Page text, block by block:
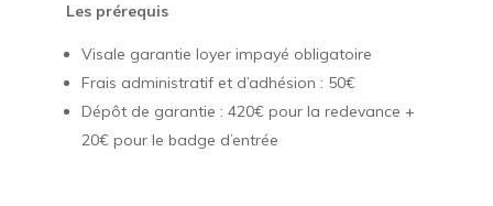
Les prérequis
Visale garantie loyer impayé obligatoire
Frais administratif et d’adhésion : 50€
Dépôt de garantie : 420€ pour la redevance +
20€ pour le badge d’entrée